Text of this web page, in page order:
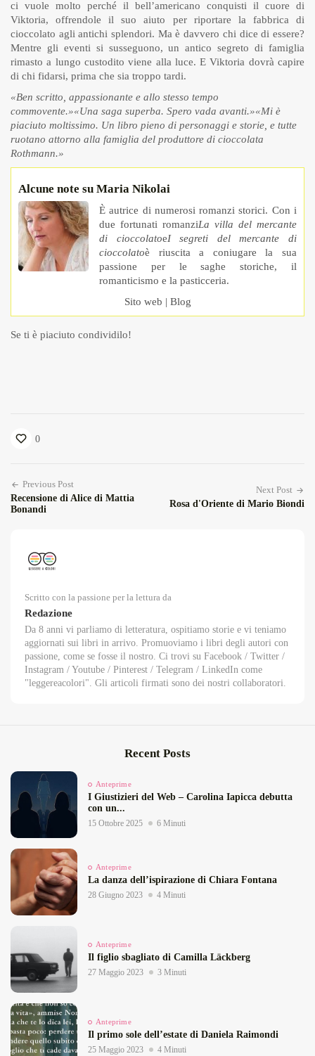
ci vuole molto perché il bell’americano conquisti il cuore di
Viktoria, offrendole il suo aiuto per riportare la fabbrica di
cioccolato agli antichi splendori. Ma è davvero chi dice di essere?
Mentre gli eventi si susseguono, un antico segreto di famiglia
rimasto a lungo custodito viene alla luce. E Viktoria dovrà capire
di chi fidarsi, prima che sia troppo tardi.
«Ben scritto, appassionante e allo stesso tempo
commovente.»«Una saga superba. Spero vada avanti.»«Mi è
piaciuto moltissimo. Un libro pieno di personaggi e storie, e tutte
ruotano attorno alla famiglia del produttore di cioccolata
Rothmann.»
Alcune note su Maria Nikolai
È autrice di numerosi romanzi storici. Con i
due fortunati romanziLa villa del mercante
di cioccolatoeI segreti del mercante di
cioccolatoè riuscita a coniugare la sua
passione per le saghe storiche, il
romanticismo e la pasticceria.
Sito web | Blog
Se ti è piaciuto condividilo!
0
Previous Post
Recensione di Alice di Mattia
Bonandi
Next Post
Rosa d'Oriente di Mario Biondi
Scritto con la passione per la lettura da
Redazione
Da 8 anni vi parliamo di letteratura, ospitiamo storie e vi teniamo
aggiornati sui libri in arrivo. Promuoviamo i libri degli autori con
passione, come se fosse il nostro. Ci trovi su Facebook / Twitter /
Instagram / Youtube / Pinterest / Telegram / LinkedIn come
"leggereacolori". Gli articoli firmati sono dei nostri collaboratori.
Recent Posts
Anteprime
I Giustizieri del Web – Carolina Iapicca debutta
con un...
15 Ottobre 2025 6 Minuti
Anteprime
La danza dell’ispirazione di Chiara Fontana
28 Giugno 2023 4 Minuti
Anteprime
Il figlio sbagliato di Camilla Läckberg
27 Maggio 2023 3 Minuti
Anteprime
Il primo sole dell’estate di Daniela Raimondi
25 Maggio 2023 4 Minuti